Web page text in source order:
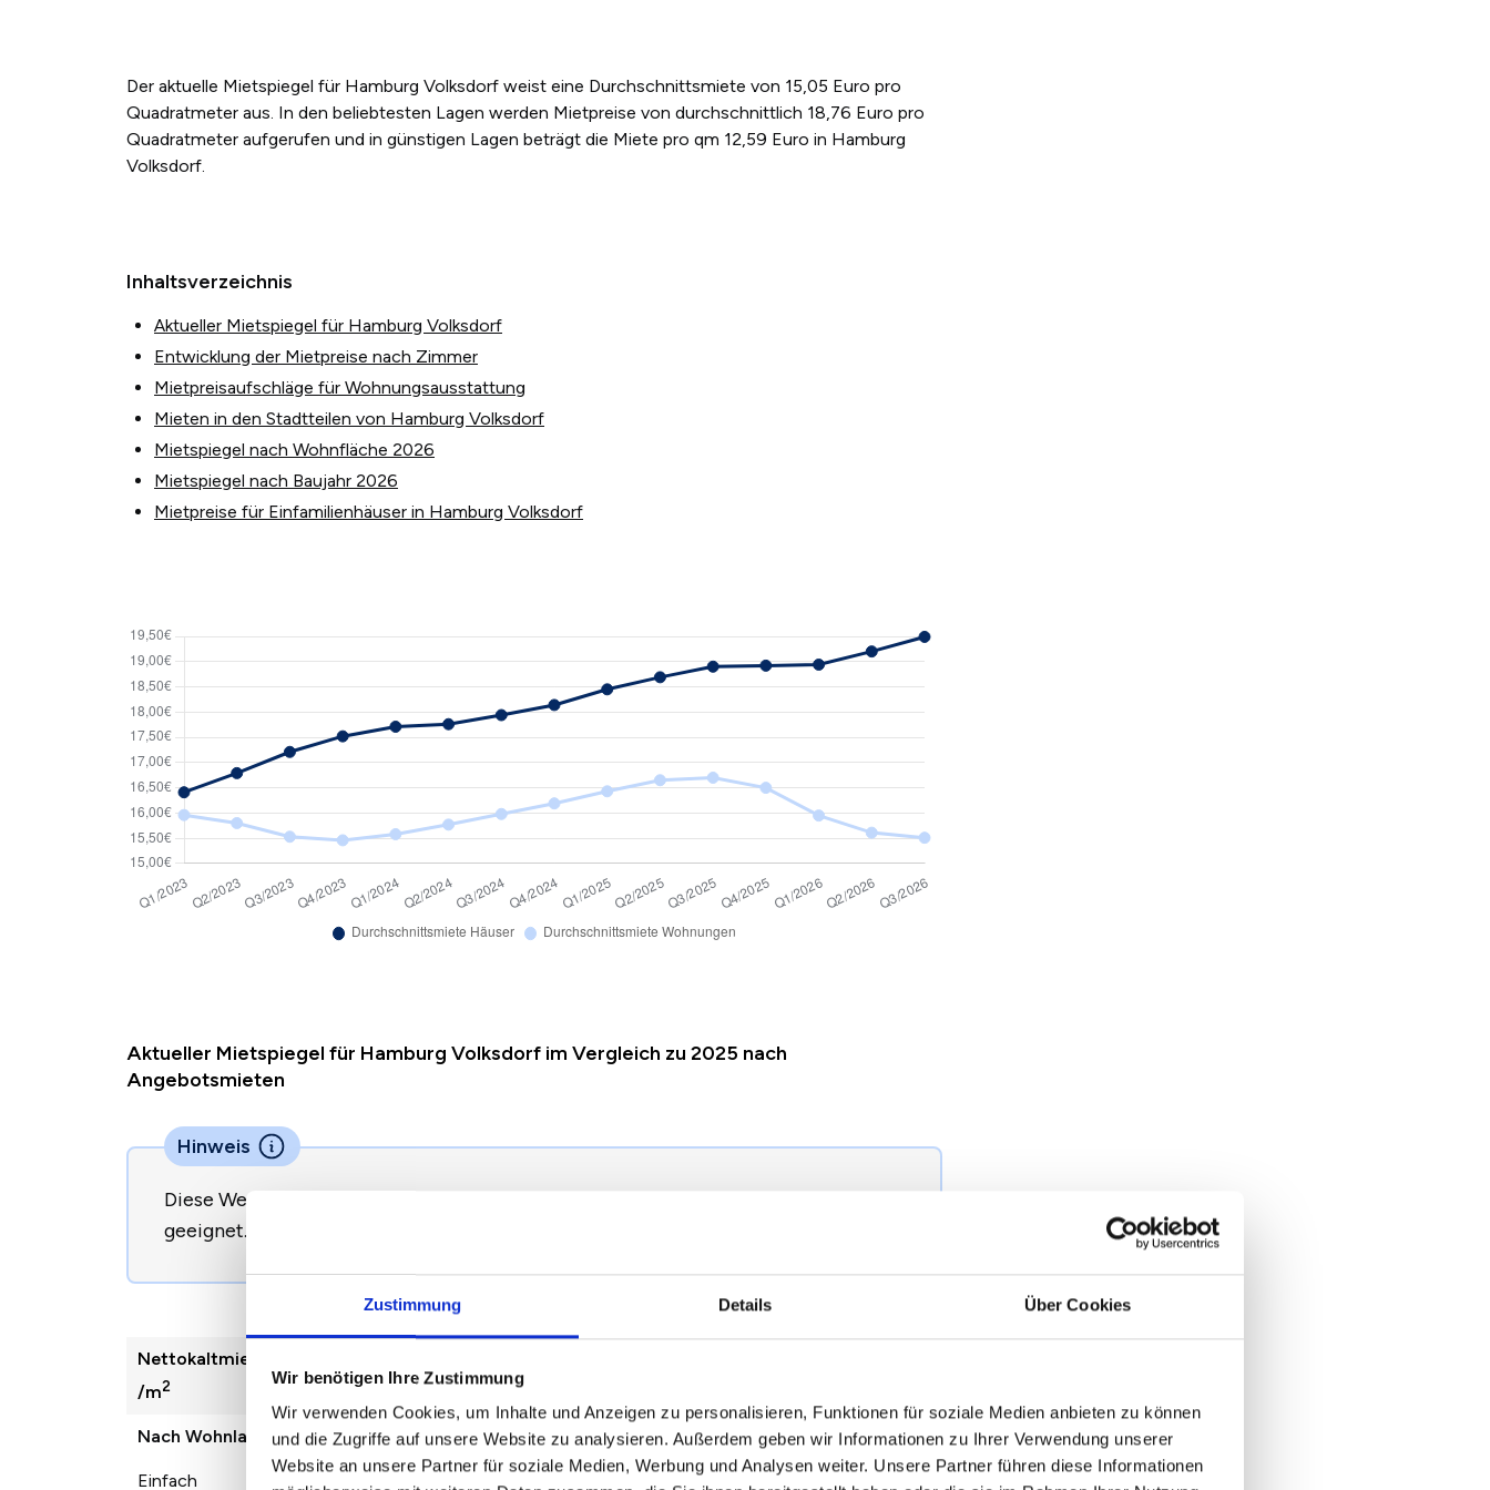
Zustimmung Details Über Cookies
Wir benötigen Ihre Zustimmung
Wir verwenden Cookies, um Inhalte und Anzeigen zu personalisieren, Funktionen für soziale Medien anbieten zu können
und die Zugriffe auf unsere Website zu analysieren. Außerdem geben wir Informationen zu Ihrer Verwendung unserer
Website an unsere Partner für soziale Medien, Werbung und Analysen weiter. Unsere Partner führen diese Informationen
Der aktuelle Mietspiegel für Hamburg Volksdorf weist eine Durchschnittsmiete von 15,05 Euro pro
Quadratmeter aus. In den beliebtesten Lagen werden Mietpreise von durchschnittlich 18,76 Euro pro
Quadratmeter aufgerufen und in günstigen Lagen beträgt die Miete pro qm 12,59 Euro in Hamburg
Volksdorf.
Inhaltsverzeichnis
Aktueller Mietspiegel für Hamburg Volksdorf
Entwicklung der Mietpreise nach Zimmer
Mietpreisaufschläge für Wohnungsausstattung
Mieten in den Stadtteilen von Hamburg Volksdorf
Mietspiegel nach Wohnfläche 2026
Mietspiegel nach Baujahr 2026
Mietpreise für Einfamilienhäuser in Hamburg Volksdorf
Aktueller Mietspiegel für Hamburg Volksdorf im Vergleich zu 2025 nach
Angebotsmieten
Hinweis
Diese Werte sind nicht direkt zur Begründung einer Mieterhöhung nach § 558 BGB
geeignet.
Nettokaltmiete
/m2
Nach Wohnlage
Einfach 13,31 € 12,59 € -0,71 €